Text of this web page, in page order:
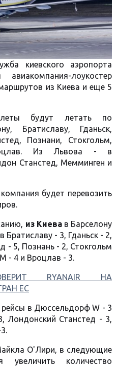
киевского аэропорта
лоукостер
из Киева и еще 5
будут летать по
Братиславу, Гданьск,
Познани, Стокгольм,
Из Львова - в
Станстед, Мемминген и
будет перевозить
из Киевав Барселону
- 3, Гданьск - 2,
- 5, Познань - 2, Стокгольм
- 4 и Вроцлав - 3.
RYANAIR НА
ЕС
в Дюссельдорф W - 3
Лондонский Станстед - 3,
О'Лири, в следующие
увеличить количество